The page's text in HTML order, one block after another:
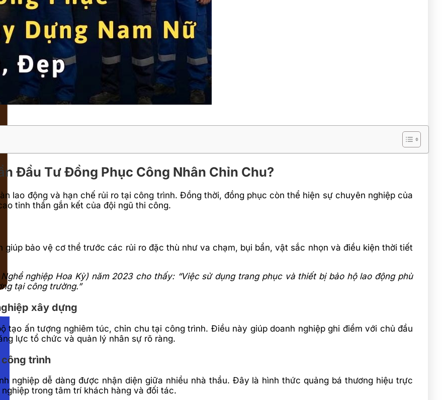
Đầu Tư Đồng Phục Công Nhân Chỉn Chu?
lao động và hạn chế rủi ro tại công trình. Đồng thời, đồng phục còn thể hiện sự chuyên nghiệp của
tinh thần gắn kết của đội ngũ thi công.
bảo vệ cơ thể trước các rủi ro đặc thù như va chạm, bụi bẩn, vật sắc nhọn và điều kiện thời tiết
nghiệp Hoa Kỳ) năm 2023 cho thấy: “Việc sử dụng trang phục và thiết bị bảo hộ lao động phù
tại công trường.”
xây dựng
tạo ấn tượng nghiêm túc, chỉn chu tại công trình. Điều này giúp doanh nghiệp ghi điểm với chủ đầu
lực tổ chức và quản lý nhân sự rõ ràng.
trình
nghiệp dễ dàng được nhận diện giữa nhiều nhà thầu. Đây là hình thức quảng bá thương hiệu trực
trong tâm trí khách hàng và đối tác.